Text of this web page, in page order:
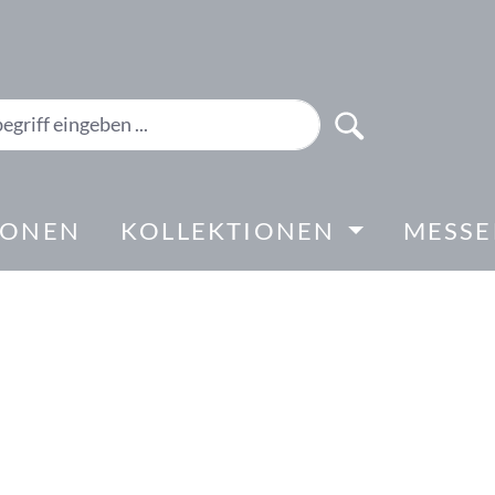
KOLLEKTIONEN